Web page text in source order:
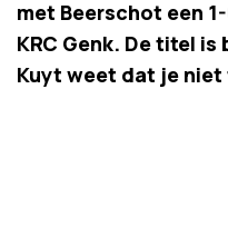
met Beerschot een
KRC Genk. De titel
Kuyt weet dat je